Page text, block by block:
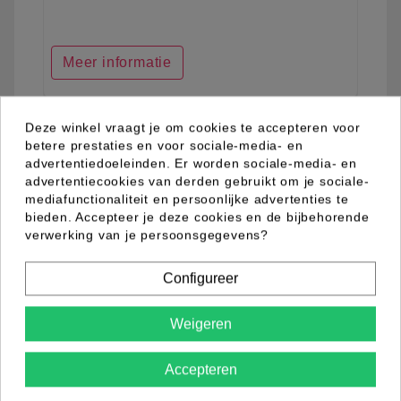
Meer informatie
Deze winkel vraagt je om cookies te accepteren voor
betere prestaties en voor sociale-media- en
advertentiedoeleinden. Er worden sociale-media- en
advertentiecookies van derden gebruikt om je sociale-
mediafunctionaliteit en persoonlijke advertenties te
bieden. Accepteer je deze cookies en de bijbehorende
verwerking van je persoonsgegevens?
Configureer
Weigeren
Accepteren